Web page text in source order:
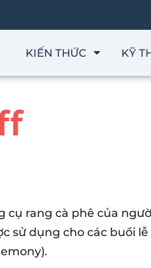
KIẾN THỨC KỸ
cụ rang cà phê của
sử dụng cho các buổi